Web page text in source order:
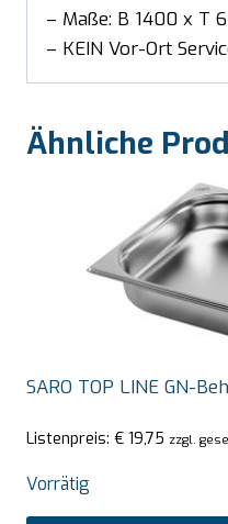
– Maße: B 1400 x T
– KEIN Vor-Ort
Ähnliche
SARO TOP LINE GN-
Listenpreis: € 19,75 zzgl.
Vorrätig